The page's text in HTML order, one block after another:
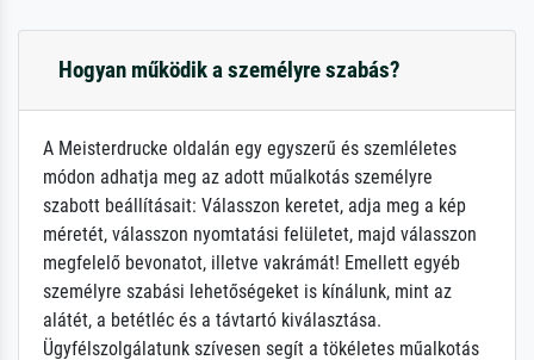
Hogyan működik a személyre szabás?
A Meisterdrucke oldalán egy egyszerű és szemléletes
módon adhatja meg az adott műalkotás személyre
szabott beállításait: Válasszon keretet, adja meg a kép
méretét, válasszon nyomtatási felületet, majd válasszon
megfelelő bevonatot, illetve vakrámát! Emellett egyéb
személyre szabási lehetőségeket is kínálunk, mint az
alátét, a betétléc és a távtartó kiválasztása.
Ügyfélszolgálatunk szívesen segít a tökéletes műalkotás